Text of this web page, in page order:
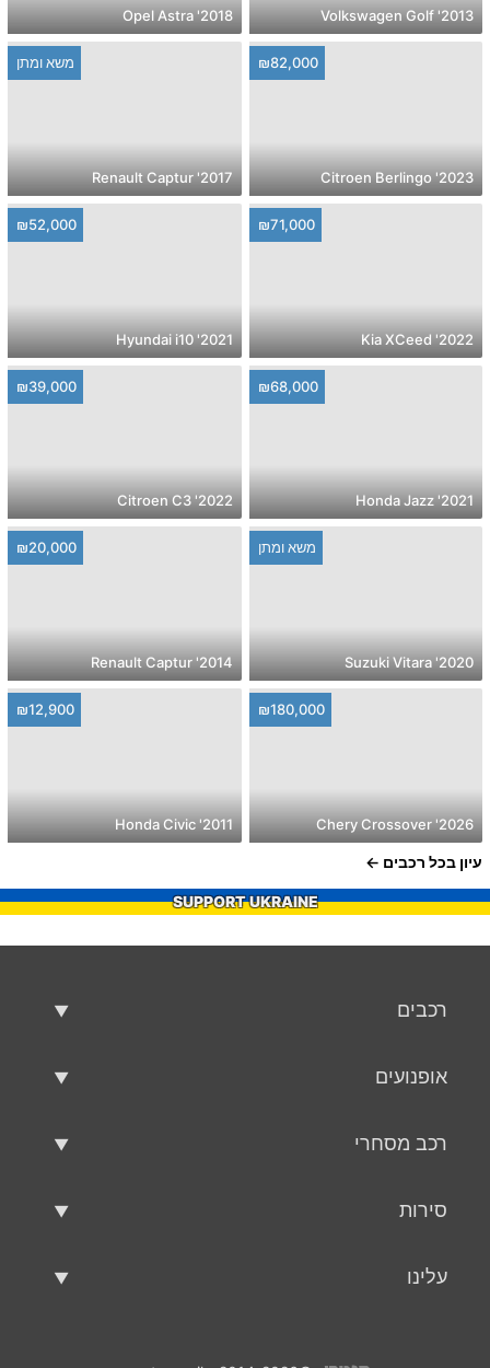
2013' Volkswagen Golf
2018' Opel Astra
₪82,000
2023' Citroen Berlingo
משא ומתן
2017' Renault Captur
₪71,000
2022' Kia XCeed
₪52,000
2021' Hyundai i10
₪68,000
2021' Honda Jazz
₪39,000
2022' Citroen C3
משא ומתן
2020' Suzuki Vitara
₪20,000
2014' Renault Captur
₪180,000
2026' Chery Crossover
₪12,900
2011' Honda Civic
עיון בכל רכבים
SUPPORT UKRAINE
רכבים
אופנועים
רכב מסחרי
סירות
עלינו